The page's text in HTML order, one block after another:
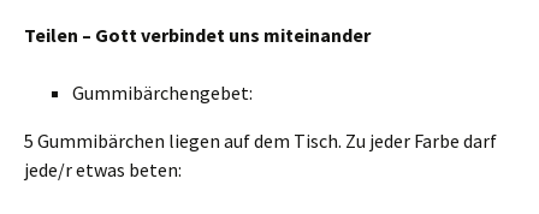
Teilen – Gott verbindet uns miteinander
Gummibärchengebet:
5 Gummibärchen liegen auf dem Tisch. Zu jeder Farbe darf
jede/r etwas beten: